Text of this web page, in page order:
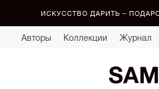
ИСКУССТВО ДАРИТЬ –
Авторы Коллекции Журнал